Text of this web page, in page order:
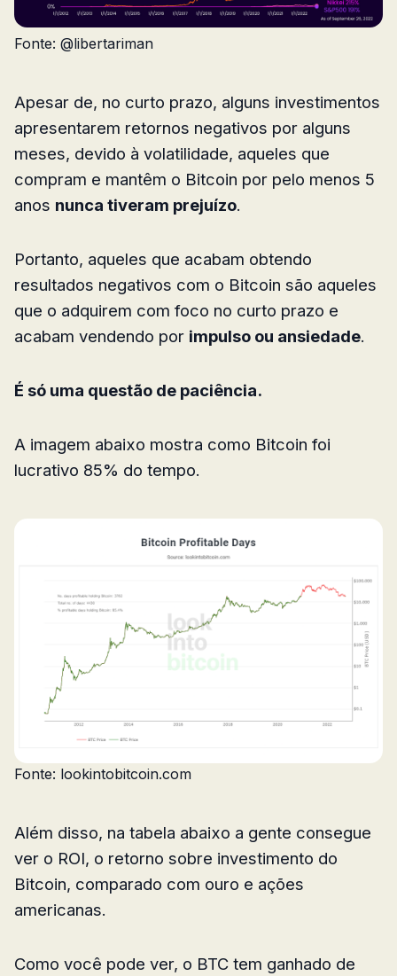
Fonte: @libertariman
Apesar de, no curto prazo, alguns investimentos
apresentarem retornos negativos por alguns
meses, devido à volatilidade, aqueles que
compram e mantêm o Bitcoin por pelo menos 5
anos nunca tiveram prejuízo.
Portanto, aqueles que acabam obtendo
resultados negativos com o Bitcoin são aqueles
que o adquirem com foco no curto prazo e
acabam vendendo por impulso ou ansiedade.
É só uma questão de paciência.
A imagem abaixo mostra como Bitcoin foi
lucrativo 85% do tempo.
Fonte: lookintobitcoin.com
Além disso, na tabela abaixo a gente consegue
ver o ROI, o retorno sobre investimento do
Bitcoin, comparado com ouro e ações
americanas.
Como você pode ver, o BTC tem ganhado de